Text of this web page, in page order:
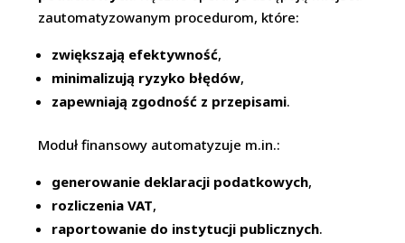
zautomatyzowanym procedurom, które:
zwiększają efektywność,
minimalizują ryzyko błędów,
zapewniają zgodność z przepisami.
Moduł finansowy automatyzuje m.in.:
generowanie deklaracji podatkowych,
rozliczenia VAT,
raportowanie do instytucji publicznych.